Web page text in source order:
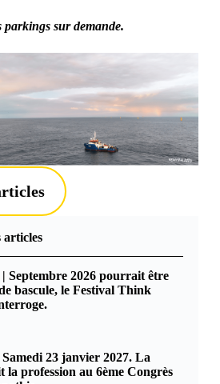
parkings sur demande.
articles
| Septembre 2026 pourrait être
bascule, le Festival Think
23 janvier 2027. La
profession au 6ème Congrès